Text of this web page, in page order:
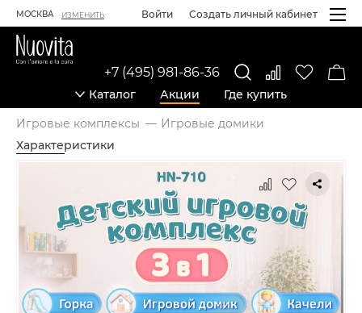
МОСКВА ИЗМЕНИТЬ Войти Создать личный кабинет
Каталог Акции Где купить
+7 (495) 981-86-36
Игровые комплексы
Игровые домики
Характеристики
Карточка товара